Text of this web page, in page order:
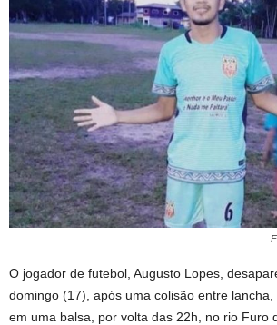
O jogador de futebol, Augusto Lopes,
domingo (17), após uma colisão entre
em uma balsa, por volta das 22h, no rio Furo